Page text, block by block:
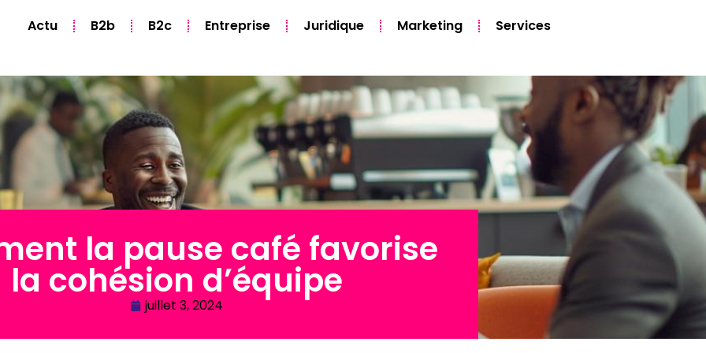
Actu B2b B2c Entreprise Juridique Marketing Services
la pause café favorise
la cohésion d’équipe
juillet 3, 2024